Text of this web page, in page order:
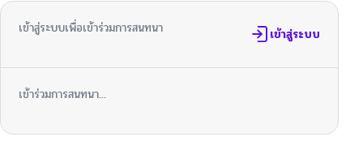
เข้าสู่ระบบเพื่อเข้าร่วมการสนทนา เข้าสู่ระบบ
เข้าร่วมการสนทนา...